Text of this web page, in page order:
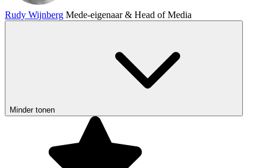
Rudy Wijnberg Mede-eigenaar & Head of Media
Minder tonen